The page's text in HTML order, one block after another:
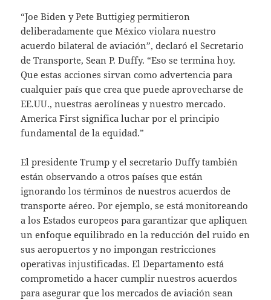
“Joe Biden y Pete Buttigieg permitieron
deliberadamente que México violara nuestro
acuerdo bilateral de aviación”, declaró el Secretario
de Transporte, Sean P. Duffy. “Eso se termina hoy.
Que estas acciones sirvan como advertencia para
cualquier país que crea que puede aprovecharse de
EE.UU., nuestras aerolíneas y nuestro mercado.
America First significa luchar por el principio
fundamental de la equidad.”
El presidente Trump y el secretario Duffy también
están observando a otros países que están
ignorando los términos de nuestros acuerdos de
transporte aéreo. Por ejemplo, se está monitoreando
a los Estados europeos para garantizar que apliquen
un enfoque equilibrado en la reducción del ruido en
sus aeropuertos y no impongan restricciones
operativas injustificadas. El Departamento está
comprometido a hacer cumplir nuestros acuerdos
para asegurar que los mercados de aviación sean